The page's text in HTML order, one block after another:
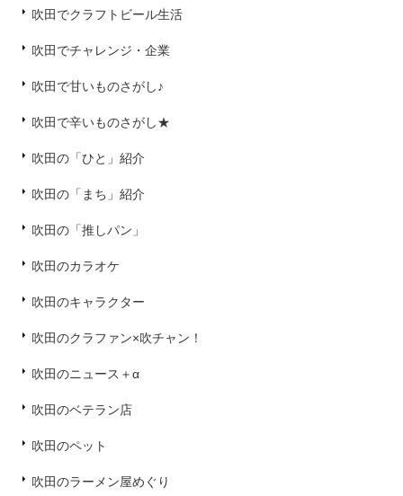
吹田でクラフトビール生活
吹田でチャレンジ・企業
吹田で甘いものさがし♪
吹田で辛いものさがし★
吹田の「ひと」紹介
吹田の「まち」紹介
吹田の「推しパン」
吹田のカラオケ
吹田のキャラクター
吹田のクラファン×吹チャン！
吹田のニュース＋α
吹田のベテラン店
吹田のペット
吹田のラーメン屋めぐり